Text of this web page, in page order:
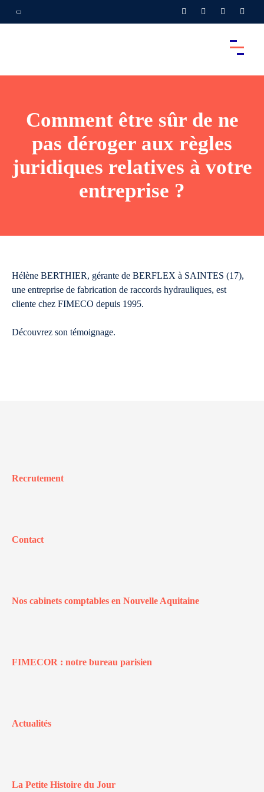
Comment être sûr de ne
pas déroger aux règles
juridiques relatives à votre
entreprise ?
Hélène BERTHIER, gérante de BERFLEX à SAINTES (17),
une entreprise de fabrication de raccords hydrauliques, est
cliente chez FIMECO depuis 1995.
Découvrez son témoignage.
Recrutement
Contact
Nos cabinets comptables en Nouvelle Aquitaine
FIMECOR : notre bureau parisien
Actualités
La Petite Histoire du Jour